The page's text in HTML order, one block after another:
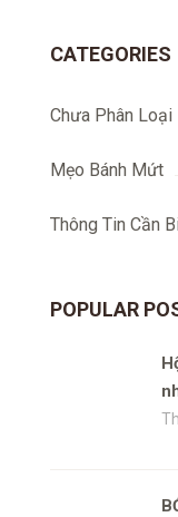
CATEGORIES
Chưa Phân Loại
Mẹo Bánh Mứt
Thông Tin Cần
POPULAR